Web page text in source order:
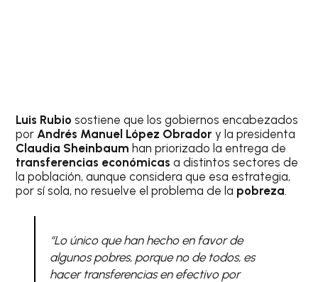
Luis Rubio sostiene que los gobiernos encabezados
porAndrés Manuel López Obrador y la presidenta
Claudia Sheinbaum han priorizado la entrega de
transferencias económicas a distintos sectores de
la población, aunque considera que esa estrategia,
por sí sola, no resuelve el problema de la pobreza.
“Lo único que han hecho en favor de
algunos pobres, porque no de todos, es
hacer transferencias en efectivo por